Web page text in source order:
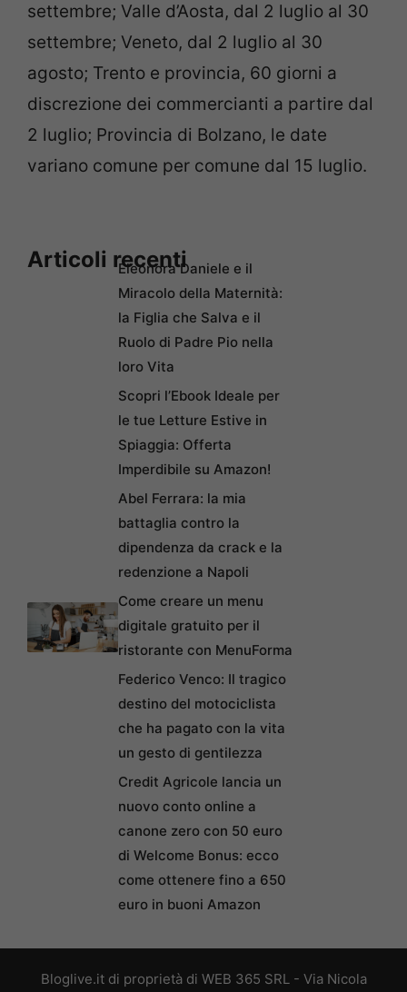
settembre; Valle d’Aosta, dal 2 luglio al 30
settembre; Veneto, dal 2 luglio al 30
agosto; Trento e provincia, 60 giorni a
discrezione dei commercianti a partire dal
2 luglio; Provincia di Bolzano, le date
variano comune per comune dal 15 luglio.
Articoli recentiEleonora Daniele e il
Miracolo della Maternità:
la Figlia che Salva e il
Ruolo di Padre Pio nella
loro Vita
Scopri l’Ebook Ideale per
le tue Letture Estive in
Spiaggia: Offerta
Imperdibile su Amazon!
Abel Ferrara: la mia
battaglia contro la
dipendenza da crack e la
redenzione a Napoli
Come creare un menu
digitale gratuito per il
ristorante con MenuForma
Federico Venco: Il tragico
destino del motociclista
che ha pagato con la vita
un gesto di gentilezza
Credit Agricole lancia un
nuovo conto online a
canone zero con 50 euro
di Welcome Bonus: ecco
come ottenere fino a 650
euro in buoni Amazon
Bloglive.it di proprietà di WEB 365 SRL - Via Nicola